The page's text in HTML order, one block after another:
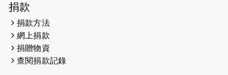
2024-12-31
2024-12-10
捐款
捐款方法
網上捐款
捐贈物資
查閱捐款記錄